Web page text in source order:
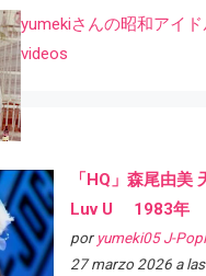
yumekiさんの昭和アイ
videos
「HQ」森尾由美
Luv U 1983年
por yumeki05 J-
27 marzo 2026 a